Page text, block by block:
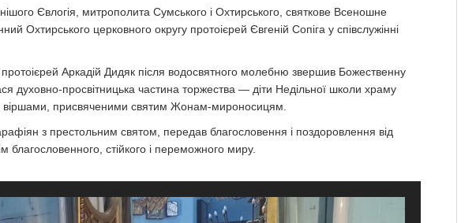
Євлогія, митрополита Сумського і Охтирського, святкове Всеношне
Охтирського церковного округу протоієрей Євгеній Сопіга у співслужінні
Аркадій Дидяк після водосвятного молебню звершив Божественну
духовно-просвітницька частина торжества — діти Недільної школи храму
віршами, присвяченими святим Жонам-мироносицям.
з престольним святом, передав благословення і поздоровлення від
благословенного, стійкого і переможного миру.